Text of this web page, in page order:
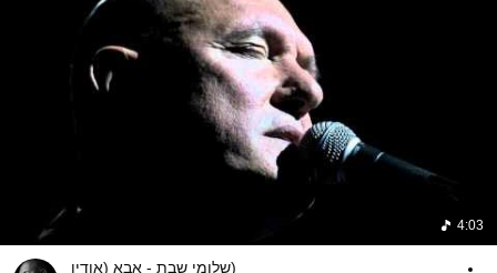
4:03
שלומי שבת - אבא (אודיו)